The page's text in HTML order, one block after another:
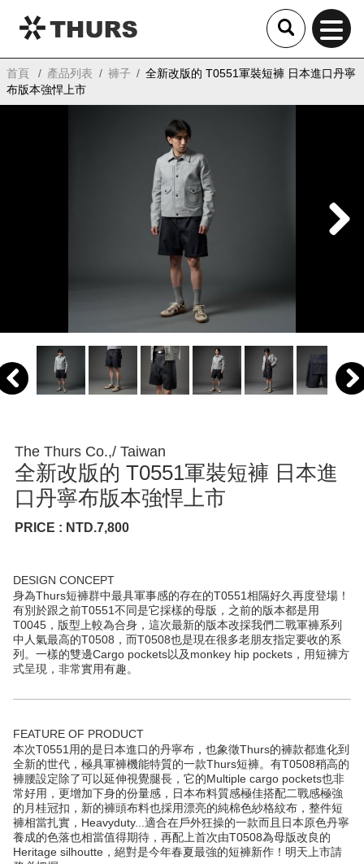
THURS
首頁 產品列表 褲子
全新改版的 T0551軍裝短褲 日本進口丹寧
布版本強悍上市
The Thurs Co.,/ Taiwan
全新改版的 T0551軍裝短褲 日本進
口丹寧布版本強悍上市
PRICE : NTD.7,800
DESIGN CONCEPT
身為Thurs短褲群中最具軍事感的存在的T0551相隔好久再度登場！
有別於跟之前T0551不同是它採樣的母版，之前的版本都是用
T0045，版型上較為合身，這次最新的版本改採我們二戰軍褲系列
中人氣最高的T0508，而T0508也是現在很多老朋友指定要收的系
列。一樣的雙邊Cargo pockets以及monkey hip pockets，用短褲方
式呈現，非常實用有趣。
FEATURE OF PRODUCT
本次T0551用的是日本進口的丹寧布，也象徵Thurs的褲款都進化到
全新的世代，極具軍褲機能特質的一款Thurs短褲。有T0508稍高的
褲腰設定除了可以延伸視覺腿長，它的Multiple cargo pockets也非
常好用，更增加下身的份量感，日本布料質感極佳搭配二戰感極強
的月桂冠扣，新的褲頭布料也採用漂亮的純棉色紗格紋布，整件短
褲相當扎實，Heavyduty...適合在戶外狂操的一款而且日本原色丹寧
養成的色落也相當值得期待，再配上首次由T0508為母版改良的
Heritage silhoutte，絕對是今年春夏最強的短褲新作！明天上市請